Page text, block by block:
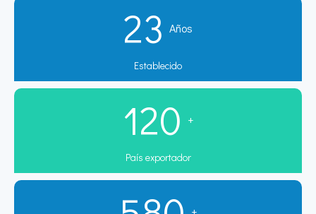
23 Años
Establecido
120 +
País exportador